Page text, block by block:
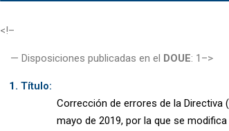
<!–
— Disposiciones publicadas en el DOUE: 1–>
Título:
Corrección de errores de la Directiva
mayo de 2019, por la que se